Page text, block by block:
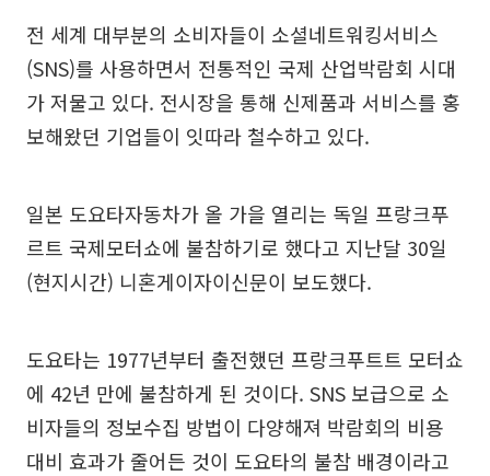
전 세계 대부분의 소비자들이 소셜네트워킹서비스
(SNS)를 사용하면서 전통적인 국제 산업박람회 시대
가 저물고 있다. 전시장을 통해 신제품과 서비스를 홍
보해왔던 기업들이 잇따라 철수하고 있다.
일본 도요타자동차가 올 가을 열리는 독일 프랑크푸
르트 국제모터쇼에 불참하기로 했다고 지난달 30일
(현지시간) 니혼게이자이신문이 보도했다.
도요타는 1977년부터 출전했던 프랑크푸트트 모터쇼
에 42년 만에 불참하게 된 것이다. SNS 보급으로 소
비자들의 정보수집 방법이 다양해져 박람회의 비용
대비 효과가 줄어든 것이 도요타의 불참 배경이라고